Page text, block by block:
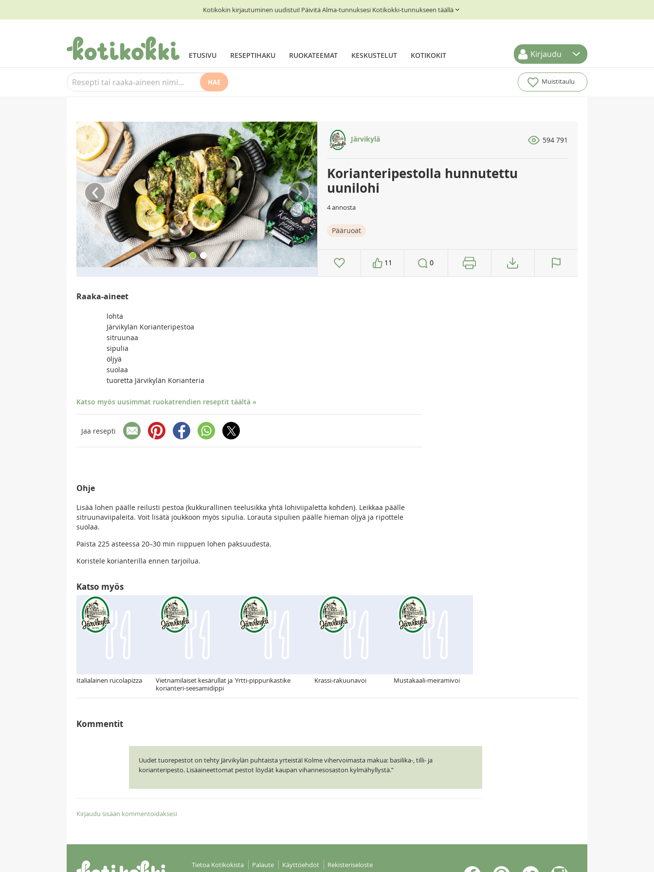
Kotikokin kirjautuminen uudistui! Päivitä Alma-tunnuksesi Kotikokki-tunnukseen täällä
ETUSIVU RESEPTIHAKU RUOKATEEMAT KESKUSTELUT KOTIKOKIT Kirjaudu
HAE Muistitaulu
‹ ›
Järvikylä 594 791
Korianteripestolla hunnutettu
uunilohi
4 annosta
Pääruoat
11 0
Raaka-aineet
lohta
Järvikylän Korianteripestoa
sitruunaa
sipulia
öljyä
suolaa
tuoretta Järvikylän Korianteria
Katso myös uusimmat ruokatrendien reseptit täältä »
Jaa resepti
Ohje
Lisää lohen päälle reilusti pestoa (kukkurallinen teelusikka yhtä lohiviipaletta kohden). Leikkaa päälle
sitruunaviipaleita. Voit lisätä joukkoon myös sipulia. Lorauta sipulien päälle hieman öljyä ja ripottele
suolaa.
Paista 225 asteessa 20–30 min riippuen lohen paksuudesta.
Koristele korianterilla ennen tarjoilua.
Katso myös
Italialainen rucolapizza
Vietnamilaiset kesärullat ja
korianteri-seesamidippi
Yrtti-pippurikastike Krassi-rakuunavoi Mustakaali-meiramivoi
Kommentit
Uudet tuorepestot on tehty Järvikylän puhtaista yrteistä! Kolme vihervoimasta makua: basilika-, tilli- ja
korianteripesto. Lisäaineettomat pestot löydät kaupan vihannesosaston kylmähyllystä.”
Kirjaudu sisään kommentoidaksesi
Tietoa Kotikokista Palaute Käyttöehdot Rekisteriseloste